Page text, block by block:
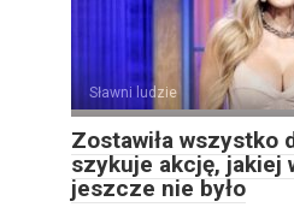
Sławni ludzie
Zostawiła wszystko
szykuje akcję, jakiej
jeszcze nie było